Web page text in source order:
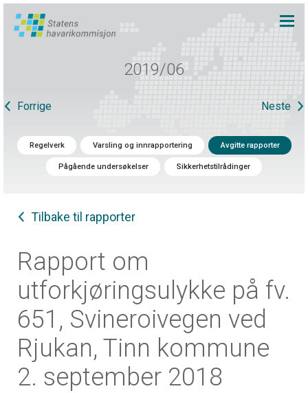
2019/06
Forrige Neste
Regelverk Varsling og innrapportering Avgitte rapporter
Pågående undersøkelser Sikkerhetstilrådinger
Tilbake til rapporter
Rapport om
utforkjøringsulykke på fv.
651, Svineroivegen ved
Rjukan, Tinn kommune
2. september 2018